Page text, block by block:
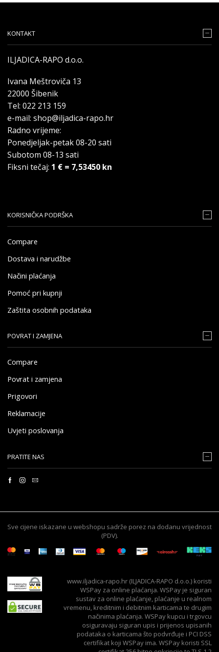
KONTAKT
ILJADICA-RAPO d.o.o.
Ivana Meštroviča 13
22000 Šibenik
Tel: 022 213 159
e-mail: shop@iljadica-rapo.hr
Radno vrijeme:
Ponedjeljak-petak 08-20 sati
Subotom 08-13 sati
Fiksni tečaj: 1 € = 7,53450 kn
KORISNIČKA PODRŠKA
Compare
Dostava i narudžbe
Načini plaćanja
Pomoć pri kupnji
Zaštita osobnih podataka
POVRAT I ZAMJENA
Compare
Povrat i zamjena
Prigovori
Reklamacije
Uvjeti poslovanja
PRATITE NAS
Sve cijene iskazane u webshopu sadrže porez na dodanu vrijednost
(PDV).
www.iljadica-rapo.hr (ILJADICA-RAPO d.o.o.) koristi
WSPay za online plaćanja. WSPay je siguran
sustav za online plaćanje, plaćanje u realnom
vremenu, kreditnim i debitnim karticama te drugim
načinima plaćanja. WSPay kupcu i trgovcu
osiguravaju siguran upis i prijenos upisanih
podataka o karticama što podvrđuje i PCI DSS
certifikat koji WSPay ima. WSPay koristi SSL